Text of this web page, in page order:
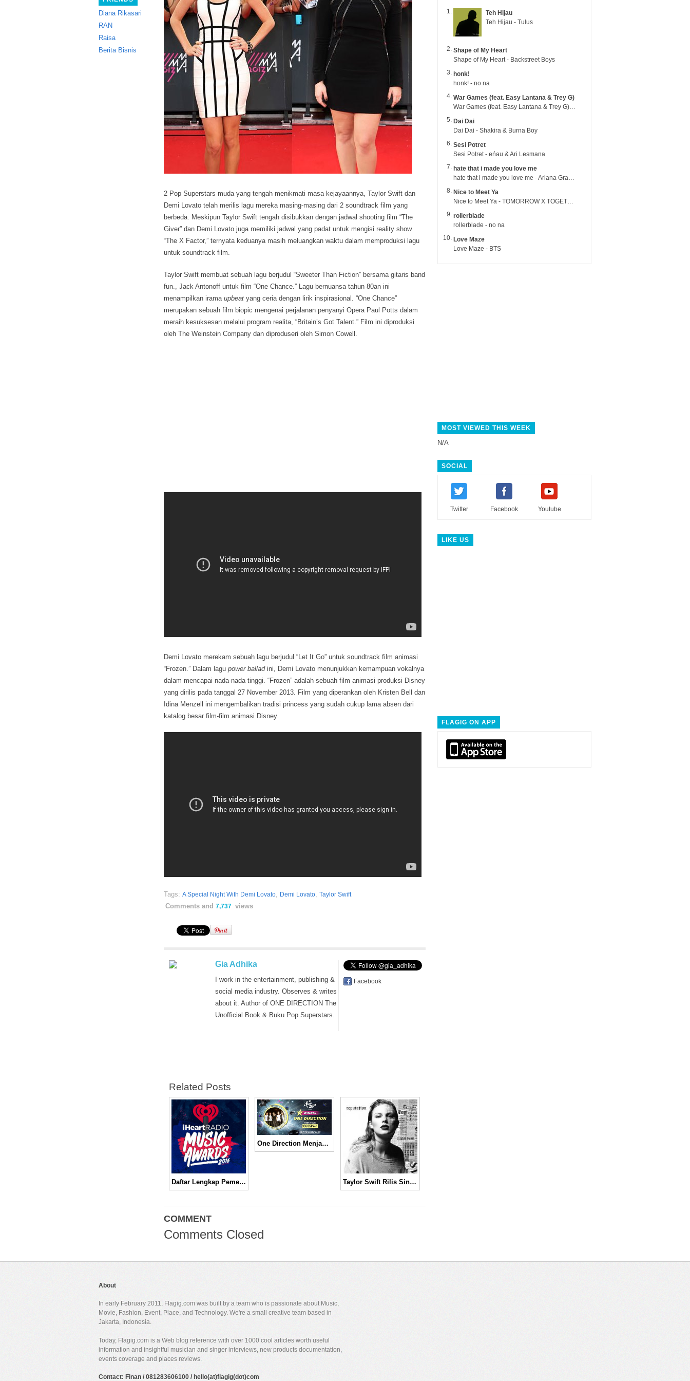
Diana Rikasari
RAN
Raisa
Berita Bisnis
2 Pop Superstars muda yang tengah menikmati masa kejayaannya, Taylor Swift dan
Demi Lovato telah merilis lagu mereka masing-masing dari 2 soundtrack film yang
berbeda. Meskipun Taylor Swift tengah disibukkan dengan jadwal shooting film “The
Giver” dan Demi Lovato juga memiliki jadwal yang padat untuk mengisi reality show
“The X Factor,” ternyata keduanya masih meluangkan waktu dalam memproduksi lagu
untuk soundtrack film.
Taylor Swift membuat sebuah lagu berjudul “Sweeter Than Fiction” bersama gitaris band
fun., Jack Antonoff untuk film “One Chance.” Lagu bernuansa tahun 80an ini
menampilkan irama upbeat yang ceria dengan lirik inspirasional. “One Chance”
merupakan sebuah film biopic mengenai perjalanan penyanyi Opera Paul Potts dalam
meraih kesuksesan melalui program realita, “Britain’s Got Talent.” Film ini diproduksi
oleh The Weinstein Company dan diproduseri oleh Simon Cowell.
Demi Lovato merekam sebuah lagu berjudul “Let It Go” untuk soundtrack film animasi
“Frozen.” Dalam lagu power balladini, Demi Lovato menunjukkan kemampuan vokalnya
dalam mencapai nada-nada tinggi. “Frozen” adalah sebuah film animasi produksi Disney
yang dirilis pada tanggal 27 November 2013. Film yang diperankan oleh Kristen Bell dan
Idina Menzell ini mengembalikan tradisi princess yang sudah cukup lama absen dari
katalog besar film-film animasi Disney.
Tags: A Special Night With Demi Lovato, Demi Lovato, Taylor Swift
Comments and 7,737 views
Gia Adhika
I work in the entertainment, publishing &
social media industry. Observes & writes
about it. Author of ONE DIRECTION The
Unofficial Book & Buku Pop Superstars.
Facebook
Related Posts
Daftar Lengkap Pemenang dan Nominasi iHeart Radio Music Awards 2016
One Direction Menjadi Jawara di Ajang MTV Stars of 2014
Taylor Swift Rilis Single Terbaru “Look What You Made Me Do” untuk Album “Reputation”
COMMENT
Comments Closed
Teh Hijau
Teh Hijau - Tulus
Shape of My Heart
Shape of My Heart - Backstreet Boys
honk!
honk! - no na
War Games (feat. Easy Lantana & Trey G)
War Games (feat. Easy Lantana & Trey G) - Trub
Dai Dai
Dai Dai - Shakira & Burna Boy
Sesi Potret
Sesi Potret - eńau & Ari Lesmana
hate that i made you love me
hate that i made you love me - Ariana Grande
Nice to Meet Ya
Nice to Meet Ya - TOMORROW X TOGETHER
rollerblade
rollerblade - no na
Love Maze
Love Maze - BTS
MOST VIEWED THIS WEEK
N/A
SOCIAL
Twitter Facebook Youtube
LIKE US
FLAGIG ON APP
About
In early February 2011, Flagig.com was built by a team who is passionate about Music,
Movie, Fashion, Event, Place, and Technology. We're a small creative team based in
Jakarta, Indonesia.
Today, Flagig.com is a Web blog reference with over 1000 cool articles worth useful
information and insightful musician and singer interviews, new products documentation,
events coverage and places reviews.
Contact: Finan / 081283606100 / hello(at)flagig(dot)com